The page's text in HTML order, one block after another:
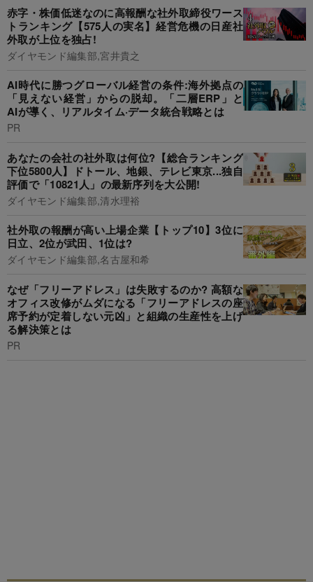
赤字・株価低迷なのに高報酬な社外取締役ワース
トランキング【575人の実名】経営危機の日産社
外取が上位を独占!
ダイヤモンド編集部,宮井貴之
AI時代に勝つグローバル経営の条件:海外拠点の
「見えない経営」からの脱却。「二層ERP」と
AIが導く、リアルタイム·データ統合戦略とは
PR
あなたの会社の社外取は何位?【総合ランキング
下位5800人】ドトール、地銀、テレビ東京...独自
評価で「10821人」の最新序列を大公開!
ダイヤモンド編集部,清水理裕
社外取の報酬が高い上場企業【トップ10】3位に
日立、2位が武田、1位は?
ダイヤモンド編集部,名古屋和希
なぜ「フリーアドレス」は失敗するのか? 高額な
オフィス改修がムダになる「フリーアドレスの座
席予約が定着しない元凶」と組織の生産性を上げ
る解決策とは
PR